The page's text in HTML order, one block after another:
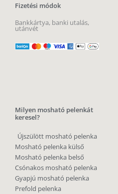
Fizetési módok
Bankkártya, banki utalás,
utánvét
Milyen mosható pelenkát
keresel?
Újszülött mosható pelenka
Mosható pelenka külső
Mosható pelenka belső
Csónakos mosható pelenka
Gyapjú mosható pelenka
Prefold pelenka